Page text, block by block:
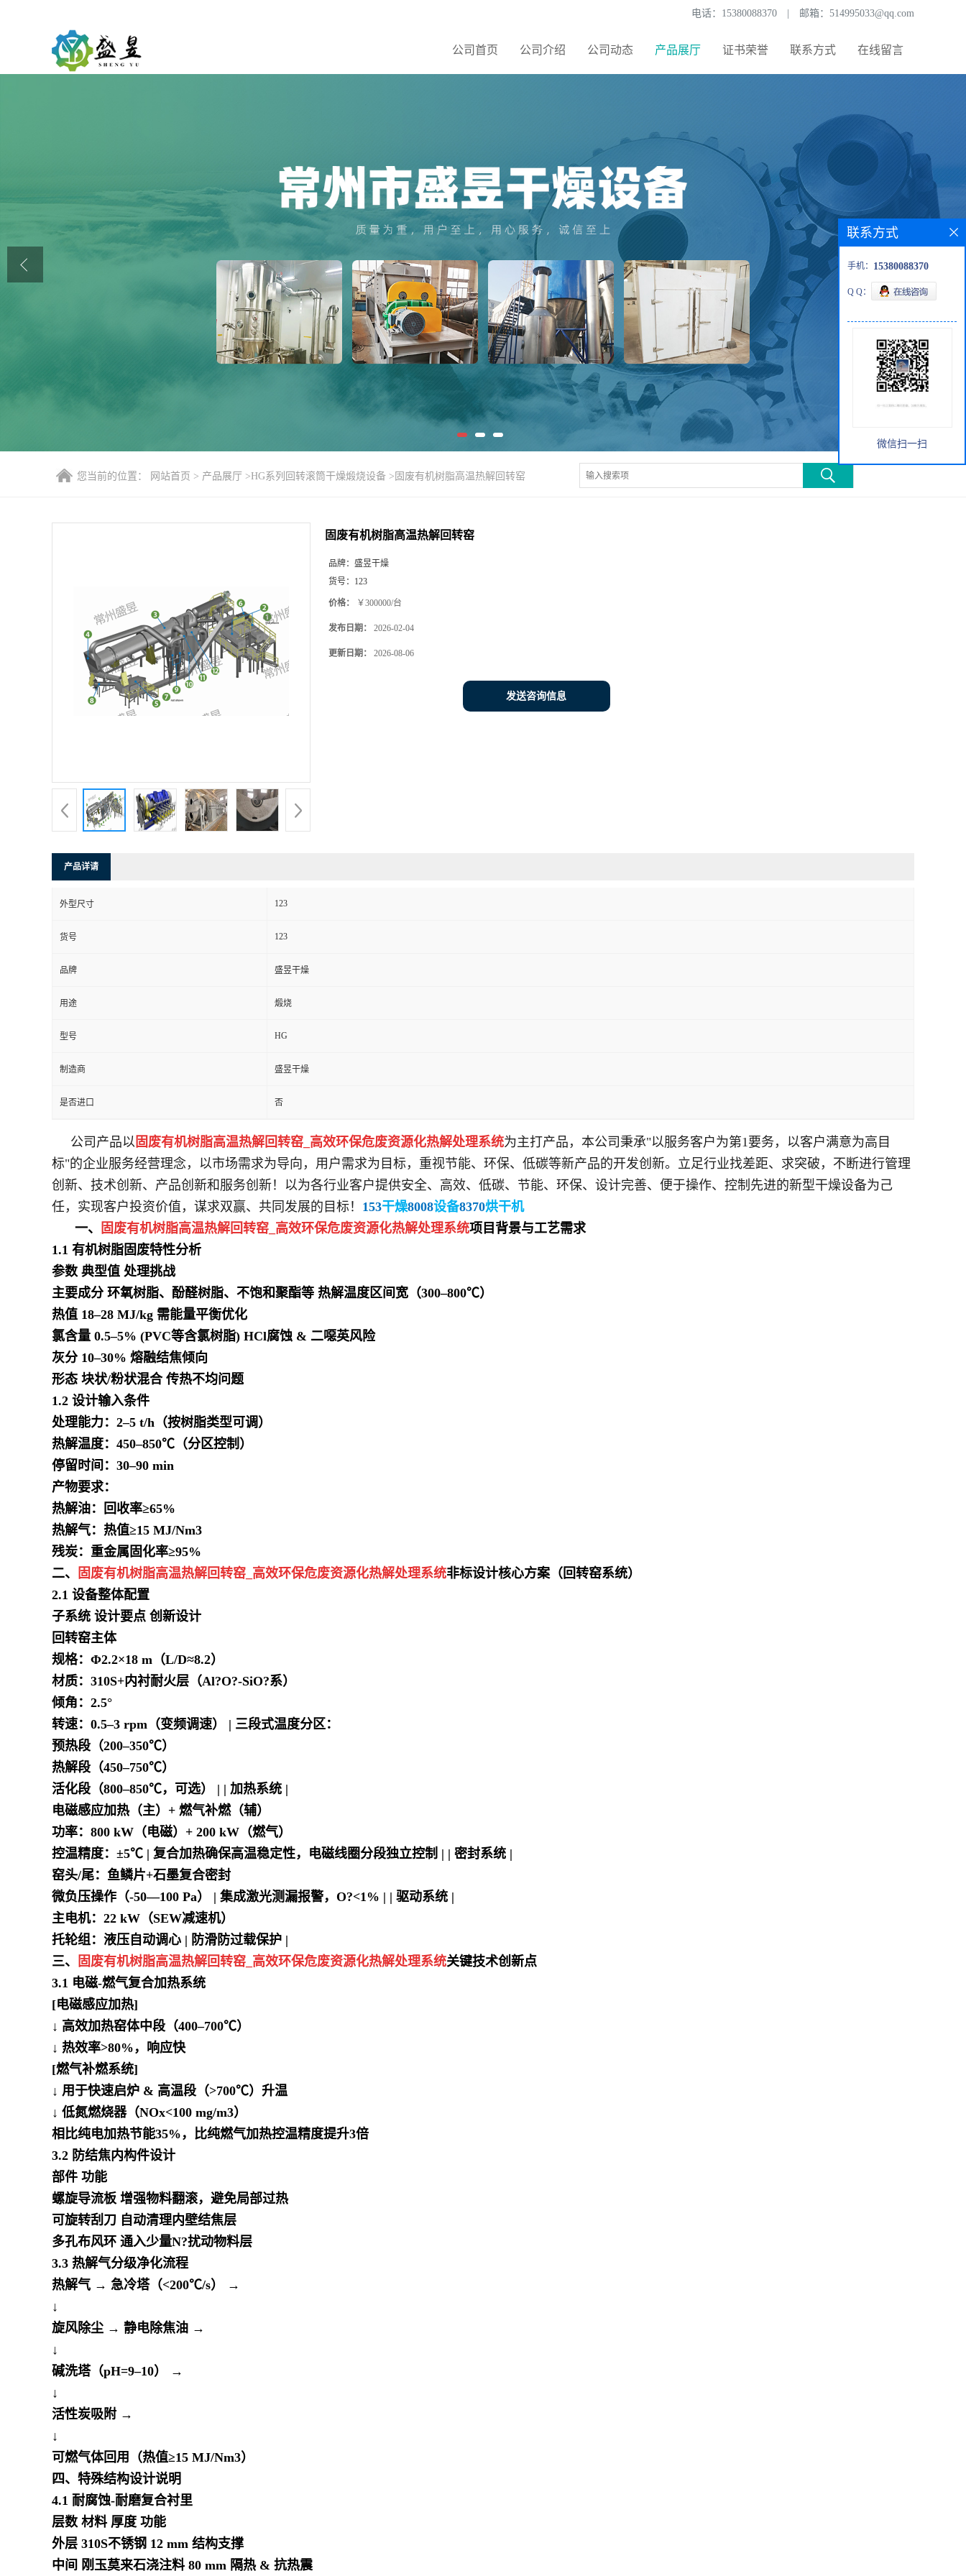
电话： 15380088370 邮箱： 514995033@qq.com
公司首页 公司介绍 公司动态 产品展厅 证书荣誉 联系方式 在线留言
公司首页
在线留言
您当前的位置： 网站首页 > 产品展厅 >HG系列回转滚筒干燥煅烧设备 > 固废有机树脂高温热解回转窑
固废有机树脂高温热解回转窑
品牌： 盛昱干燥
货号： 123
价格： ￥300000/台
发布日期： 2026-02-04
更新日期： 2026-08-06
发送咨询信息
产品详请
外型尺寸 123
货号 123
品牌 盛昱干燥
用途 煅烧
型号 HG
制造商 盛昱干燥
是否进口 否
公司产品以固废有机树脂高温热解回转窑_高效环保危废资源化热解处理系统为主打产品 ， 本公司秉承"以服务客户为第1要务，以客户满意为高目
标"的企业服务经营理念，以市场需求为导向，用户需求为目标，重视节能、环保、低碳等新产品的开发创新。立足行业找差距、求突破，不断进行管理
创新、技术创新、产品创新和服务创新！以为各行业客户提供安全、高效、低碳、节能、环保、设计完善、便于操作、控制先进的新型干燥设备为己
任，实现客户投资价值，谋求双赢、共同发展的目标！ 153干燥8008设备8370烘干机
一、
固废有机树脂高温热解回转窑_高效环保危废资源化热解处理系统项目背景与工艺需求
1.1 有机树脂固废特性分析
参数 典型值 处理挑战
主要成分 环氧树脂、酚醛树脂、不饱和聚酯等 热解温度区间宽（300–800℃）
热值 18–28 MJ/kg 需能量平衡优化
氯含量 0.5–5% (PVC等含氯树脂) HCl腐蚀 & 二噁英风险
灰分 10–30% 熔融结焦倾向
形态 块状/粉状混合 传热不均问题
1.2 设计输入条件
处理能力：2–5 t/h（按树脂类型可调）
热解温度：450–850℃（分区控制）
停留时间：30–90 min
产物要求：
热解油：回收率≥65%
热解气：热值≥15 MJ/Nm3
残炭：重金属固化率≥95%
二、
固废有机树脂高温热解回转窑_高效环保危废资源化热解处理系统非标设计核心方案（回转窑系统）
2.1 设备整体配置
子系统 设计要点 创新设计
回转窑主体
规格：Φ2.2×18 m（L/D≈8.2）
材质：310S+内衬耐火层（Al?O?-SiO?系）
倾角：2.5°
转速：0.5–3 rpm（变频调速） | 三段式温度分区：
预热段（200–350℃）
热解段（450–750℃）
活化段（800–850℃，可选） | | 加热系统 |
电磁感应加热（主）+ 燃气补燃（辅）
功率：800 kW（电磁）+ 200 kW（燃气）
控温精度：±5℃ | 复合加热确保高温稳定性，电磁线圈分段独立控制 | | 密封系统 |
窑头/尾：鱼鳞片+石墨复合密封
微负压操作（-50––100 Pa） | 集成激光测漏报警，O?<1% | | 驱动系统 |
主电机：22 kW（SEW减速机）
托轮组：液压自动调心 | 防滑防过载保护 |
三、
固废有机树脂高温热解回转窑_高效环保危废资源化热解处理系统关键技术创新点
3.1 电磁-燃气复合加热系统
[电磁感应加热]
↓ 高效加热窑体中段（400–700℃）
↓ 热效率>80%，响应快
[燃气补燃系统]
↓ 用于快速启炉 & 高温段（>700℃）升温
↓ 低氮燃烧器（NOx<100 mg/m3）
相比纯电加热节能35%，比纯燃气加热控温精度提升3倍
3.2 防结焦内构件设计
部件 功能
螺旋导流板 增强物料翻滚，避免局部过热
可旋转刮刀 自动清理内壁结焦层
多孔布风环 通入少量N?扰动物料层
3.3 热解气分级净化流程
热解气 → 急冷塔（<200℃/s） →
↓
旋风除尘 → 静电除焦油 →
↓
碱洗塔（pH=9–10） →
↓
活性炭吸附 →
↓
可燃气体回用（热值≥15 MJ/Nm3）
四、特殊结构设计说明
4.1 耐腐蚀-耐磨复合衬里
层数 材料 厚度 功能
外层 310S不锈钢 12 mm 结构支撑
中间 刚玉莫来石浇注料 80 mm 隔热 & 抗热震
联系方式
手机： 15380088370
Q Q：
微信扫一扫